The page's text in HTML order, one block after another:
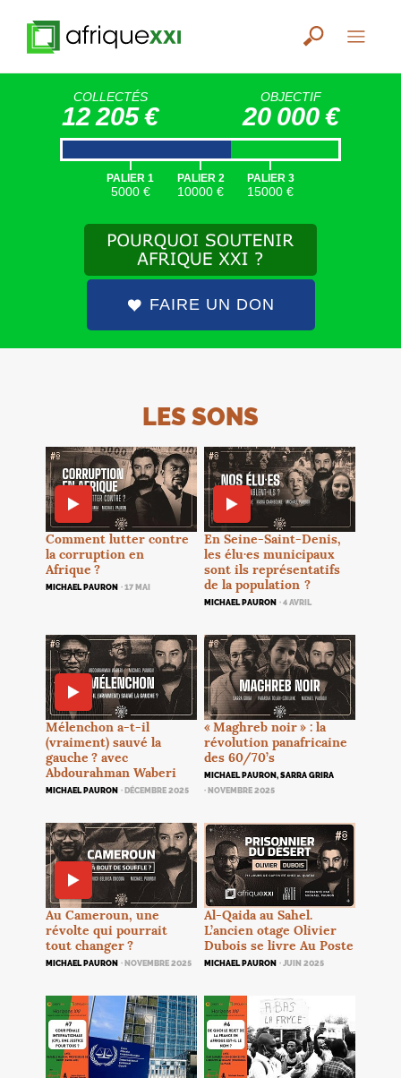
COLLECTÉS
12 205 €
OBJECTIF
20 000 €
|
PALIER 1
5000 €
|
PALIER 2
10000 €
|
PALIER 3
15000 €
FAIRE UN DON
LES SONS
Comment lutter contre
la corruption en
Afrique ?
MICHAEL PAURON · 17 MAI
En Seine-Saint-Denis,
les élu·es municipaux
sont ils représentatifs
de la population ?
MICHAEL PAURON · 4 AVRIL
Mélenchon a-t-il
(vraiment) sauvé la
gauche ? avec
Abdourahman Waberi
MICHAEL PAURON · DÉCEMBRE 2025
«Maghreb noir» : la
révolution panafricaine
des 60/70’s
MICHAEL PAURON, SARRA GRIRA
· NOVEMBRE 2025
Au Cameroun, une
révolte qui pourrait
tout changer?
MICHAEL PAURON · NOVEMBRE 2025
Al-Qaida au Sahel.
L’ancien otage Olivier
Dubois se livre Au Poste
MICHAEL PAURON · JUIN 2025